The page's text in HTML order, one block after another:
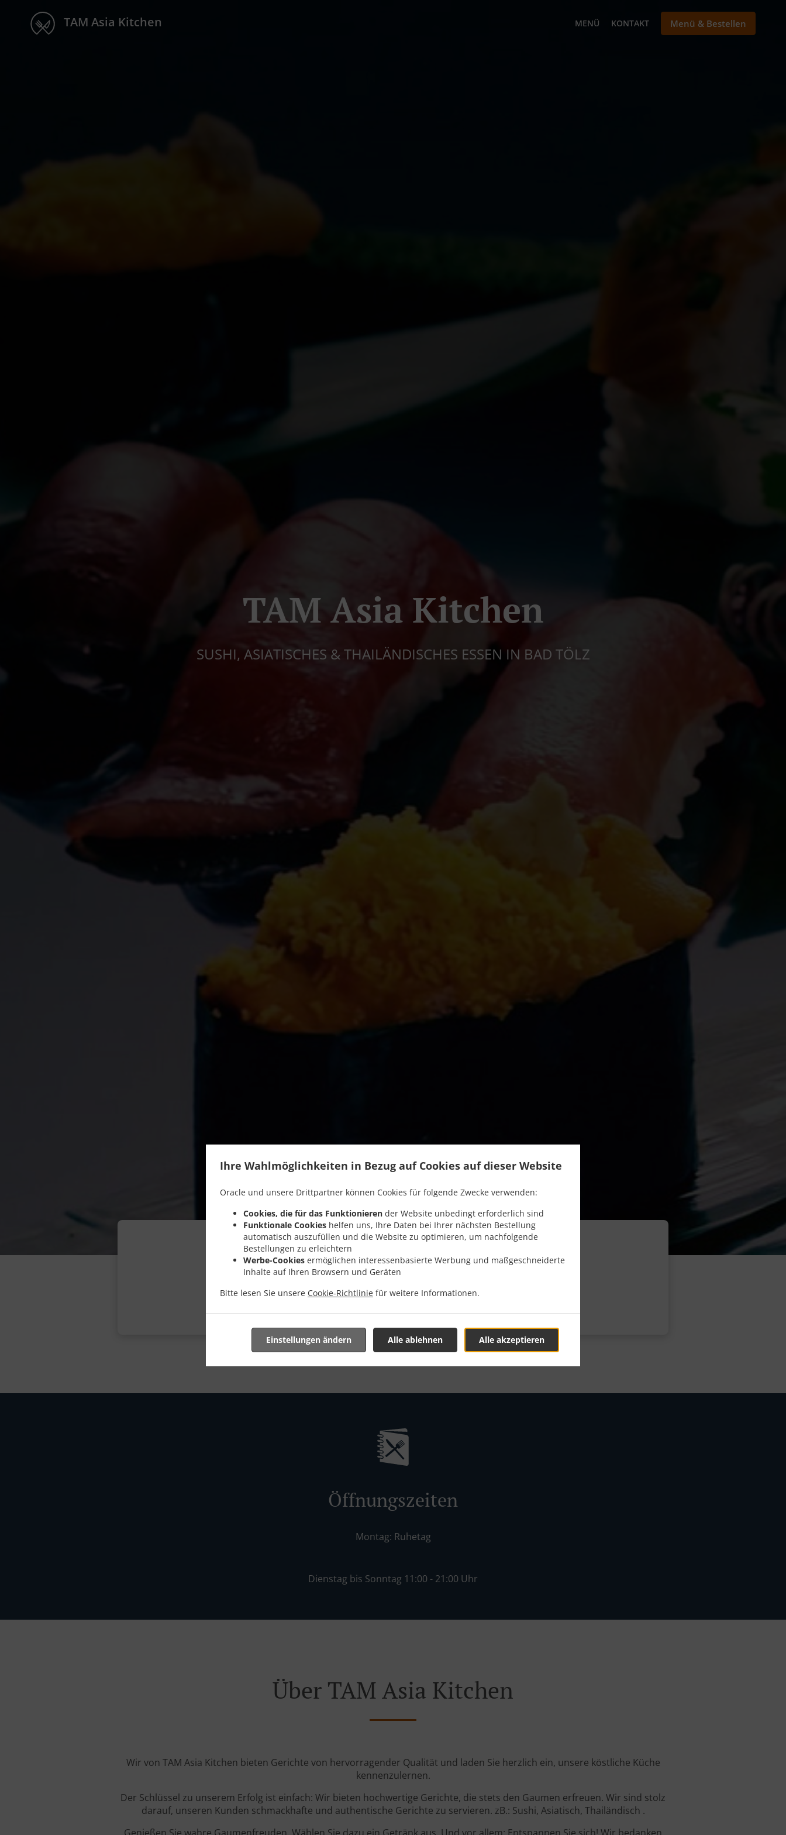
Ihre Wahlmöglichkeiten in Bezug auf Cookies auf dieser Website
Oracle und unsere Drittpartner können Cookies für folgende Zwecke verwenden:
Cookies, die für das Funktionieren der Website unbedingt erforderlich sind
Funktionale Cookies helfen uns, Ihre Daten bei Ihrer nächsten Bestellung
automatisch auszufüllen und die Website zu optimieren, um nachfolgende
Bestellungen zu erleichtern
Werbe-Cookies ermöglichen interessenbasierte Werbung und maßgeschneiderte
Inhalte auf Ihren Browsern und Geräten
Bitte lesen Sie unsere Cookie-Richtlinie für weitere Informationen.
Alle akzeptieren
Alle ablehnen
Einstellungen ändern
TAM Asia Kitchen MENÜ KONTAKT Menü & Bestellen
TAM Asia Kitchen
SUSHI, ASIATISCHES & THAILÄNDISCHES ESSEN IN BAD TÖLZ
Wir bieten Abholung an
Menü & Bestellen
Öffnungszeiten
Montag: Ruhetag
Dienstag bis Sonntag 11:00 - 21:00 Uhr
Über TAM Asia Kitchen
Wir von TAM Asia Kitchen bieten Gerichte von hervorragender Qualität und laden Sie herzlich ein, unsere köstliche Küche
kennenzulernen.
Der Schlüssel zu unserem Erfolg ist einfach: Wir bieten hochwertige Gerichte, die stets den Gaumen erfreuen. Wir sind stolz
darauf, unseren Kunden schmackhafte und authentische Gerichte zu servieren. zB.: Sushi, Asiatisch, Thailändisch .